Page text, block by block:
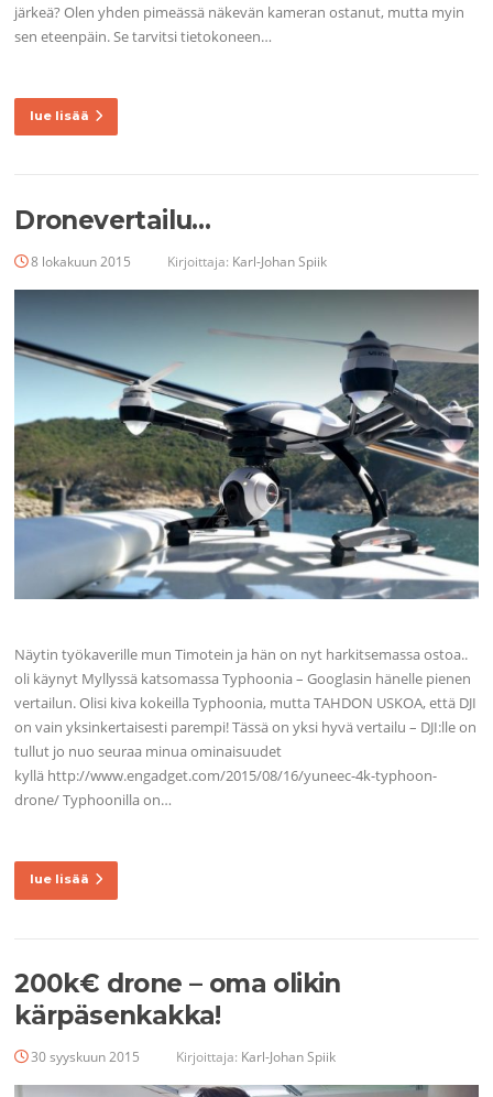
järkeä? Olen yhden pimeässä näkevän kameran ostanut, mutta myin
sen eteenpäin. Se tarvitsi tietokoneen…
lue lisää
Dronevertailu…
8 lokakuun 2015 Kirjoittaja: Karl-Johan Spiik
Näytin työkaverille mun Timotein ja hän on nyt harkitsemassa ostoa..
oli käynyt Myllyssä katsomassa Typhoonia – Googlasin hänelle pienen
vertailun. Olisi kiva kokeilla Typhoonia, mutta TAHDON USKOA, että DJI
on vain yksinkertaisesti parempi! Tässä on yksi hyvä vertailu – DJI:lle on
tullut jo nuo seuraa minua ominaisuudet
kyllä http://www.engadget.com/2015/08/16/yuneec-4k-typhoon-
drone/ Typhoonilla on…
lue lisää
200k€ drone – oma olikin
kärpäsenkakka!
30 syyskuun 2015 Kirjoittaja: Karl-Johan Spiik